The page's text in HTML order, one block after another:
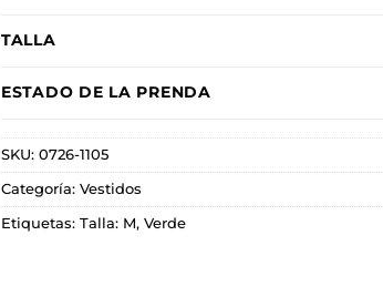
TALLA
ESTADO DE LA PRENDA
SKU: 0726-1105
Categoría: Vestidos
Etiquetas: Talla: M, Verde